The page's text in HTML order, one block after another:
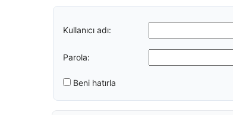
Kullanıcı adı:
Parola:
Beni hatırla